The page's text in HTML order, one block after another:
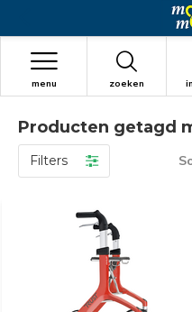
zoeken
menu
Producten getagd
Filters